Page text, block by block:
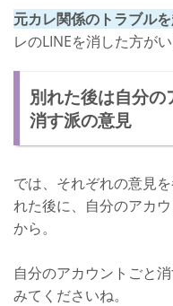
元カレ関係のトラブル
レのLINEを消した方が
別れた後は自分
消す派の意見
では、それぞれの意見
れた後に、自分のアカ
から。
自分のアカウントごと
みてくださいね。